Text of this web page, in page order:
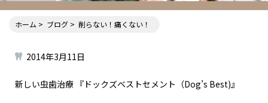
ホーム ブログ 削らない！痛くない！
2014年3月11日
新しい虫歯治療 『ドックズベストセメント（Dog’s Best)』